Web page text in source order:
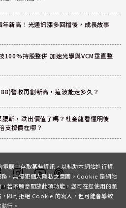
新高！光通訊漲多回檔後，成長故事
100%持股整併 加速光學與VCM垂直整
營收再創新高，這波能走多久？
斬，跌出價值了嗎？杜金龍看懂明後
支撐價在哪？
InstagramYoutubePodcast
腦中存取某些資訊，以輔助本網站進行資
，無侵犯個人隱私之意圖。Cookie 是網站
若不願意開放此項功能，您可在您使用的瀏
即可拒絕 Cookie 的寫入，但可能會導致
行。